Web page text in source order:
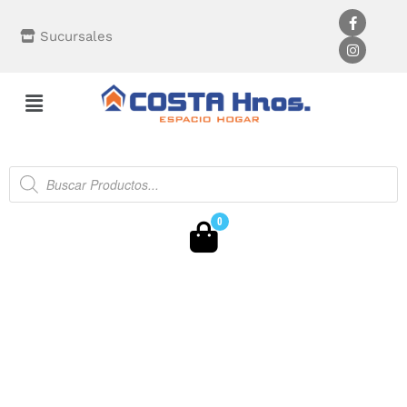
Sucursales
0